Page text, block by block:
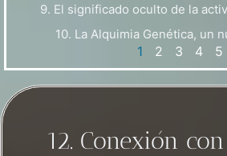
9. El significado oculto de la
10. La Alquimia Genética, un
1 2 3 4 5
12. Conexión